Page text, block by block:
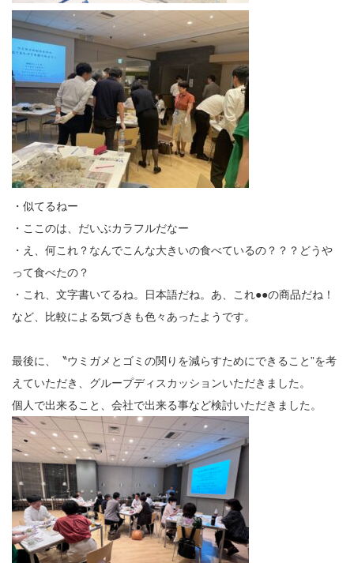
・似てるねー
・ここのは、だいぶカラフルだなー
・え、何これ？なんでこんな大きいの食べているの？？？どうや
って食べたの？
・これ、文字書いてるね。日本語だね。あ、これ●●の商品だね！
など、比較による気づきも色々あったようです。
最後に、〝ウミガメとゴミの関りを減らすためにできること”を考
えていただき、グループディスカッションいただきました。
個人で出来ること、会社で出来る事など検討いただきました。